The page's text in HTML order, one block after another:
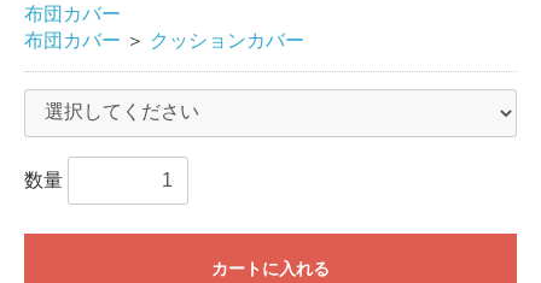
布団カバー
布団カバー ＞ クッションカバー
数量
カートに入れる